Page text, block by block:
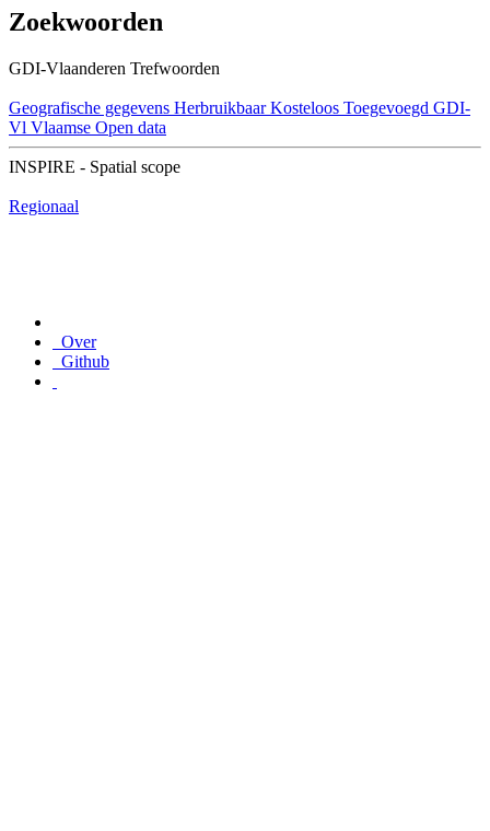
Zoekwoorden
GDI-Vlaanderen Trefwoorden
Geografische gegevens Herbruikbaar Kosteloos Toegevoegd GDI-
Vl Vlaamse Open data
INSPIRE - Spatial scope
Regionaal
Over
Github